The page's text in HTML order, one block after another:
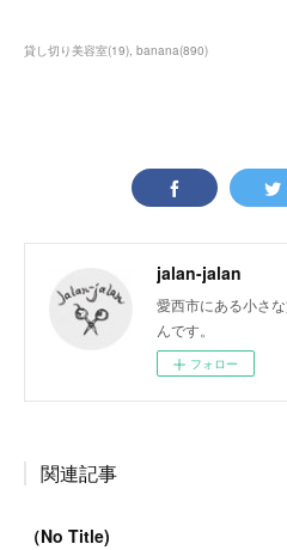
貸し切り美容室(19) banana(890)
jalan-jalan
愛西市にある小さ
んです。
フォロー
関連記事
（No Title)